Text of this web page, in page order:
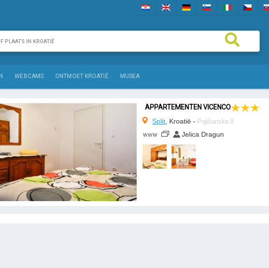
WEBCAMS ONTMOET KROATIË MUSEA
APPARTEMENTEN VICENCO
Split , Kroatië - Pojišanska 8
Jelica Dragun